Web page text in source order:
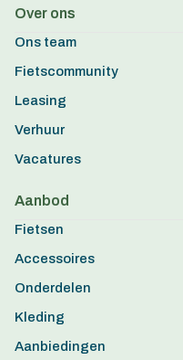
Over ons
Ons team
Fietscommunity
Leasing
Verhuur
Vacatures
Aanbod
Fietsen
Accessoires
Onderdelen
Kleding
Aanbiedingen